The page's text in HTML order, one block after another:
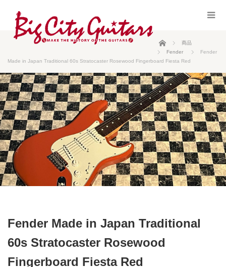
ホーム
商品
Fender
Fender
Made in Japan Traditional 60s Stratocaster Rosewood Fingerboard Fiesta Red
Fender Made in Japan Traditional
60s Stratocaster Rosewood
Fingerboard Fiesta Red